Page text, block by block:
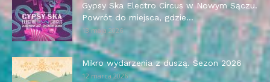
Gypsy Ska Electro Circus w Nowym Sączu.
Powrót do miejsca, gdzie...
13 maja 2026
Mikro wydarzenia z duszą. Sezon 2026
12 marca 2026